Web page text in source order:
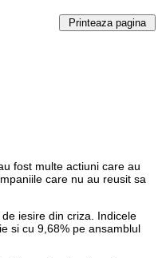
fost multe actiuni care au
care nu au reusit sa
iesire din criza. Indicele
si cu 9,68% pe ansamblul